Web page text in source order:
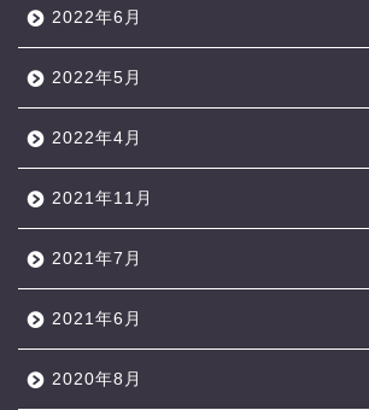
2022年6月
2022年5月
2022年4月
2021年11月
2021年7月
2021年6月
2020年8月